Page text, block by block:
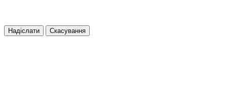
Надіслати Скасування